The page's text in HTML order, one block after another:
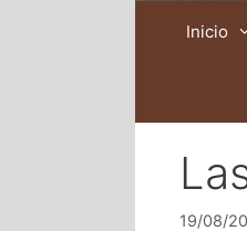
Inicio
19/08/